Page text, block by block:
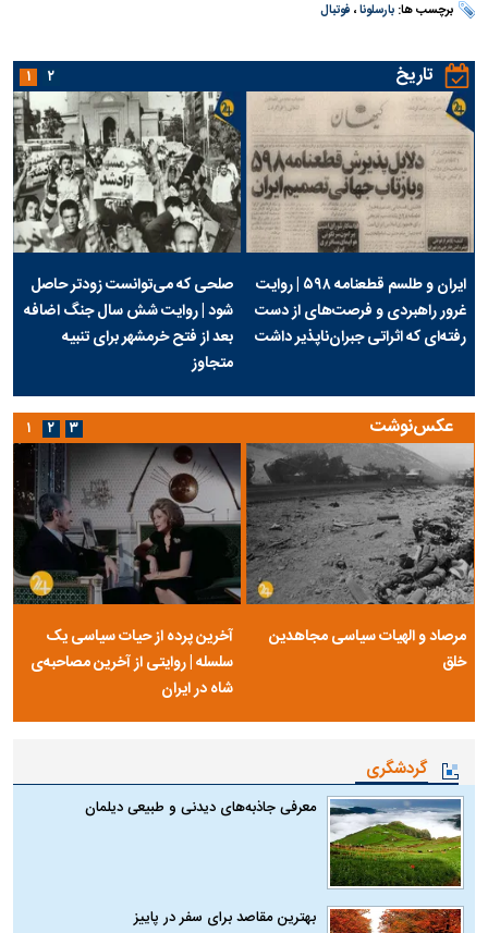
برچسب ها:بارسلونا، فوتبال
تاریخ
ایران و طلسم قطعنامه ۵۹۸ | روایت
غرور راهبردی و فرصت‌های از دست
رفته‌ای که اثراتی جبران‌ناپذیر داشت
صلحی که می‌توانست زودتر حاصل
شود | روایت شش سال جنگ اضافه
بعد از فتح خرمشهر برای تنبیه
متجاوز
۱ ۲
عکس‌نوشت
مرصاد و الهیات سیاسی مجاهدین
خلق
آخرین پرده از حیات سیاسی یک
سلسله | روایتی از آخرین مصاحبه‌ی
شاه در ایران
۱ ۲ ۳
گردشگری
معرفی جاذبه‌های دیدنی و طبیعی دیلمان
بهترین مقاصد برای سفر در پاییز